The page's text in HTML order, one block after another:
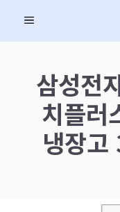
MENU
삼성전
치플러
냉장